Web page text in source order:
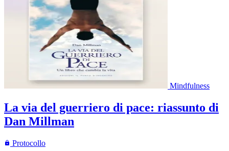
Mindfulness
La via del guerriero di pace: riassunto di
Dan Millman
Protocollo